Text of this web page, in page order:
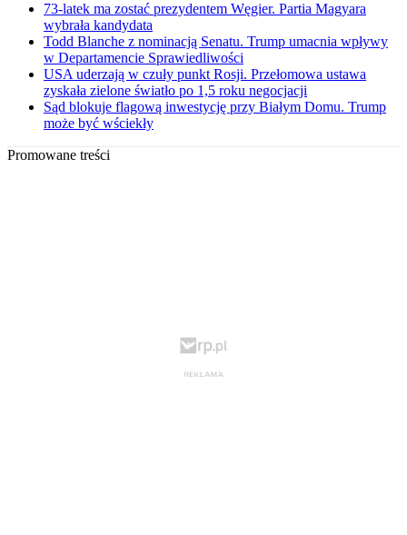
73-latek ma zostać prezydentem Węgier. Partia Magyara
wybrała kandydata
Todd Blanche z nominacją Senatu. Trump umacnia wpływy
w Departamencie Sprawiedliwości
USA uderzają w czuły punkt Rosji. Przełomowa ustawa
zyskała zielone światło po 1,5 roku negocjacji
Sąd blokuje flagową inwestycję przy Białym Domu. Trump
może być wściekły
Promowane treści